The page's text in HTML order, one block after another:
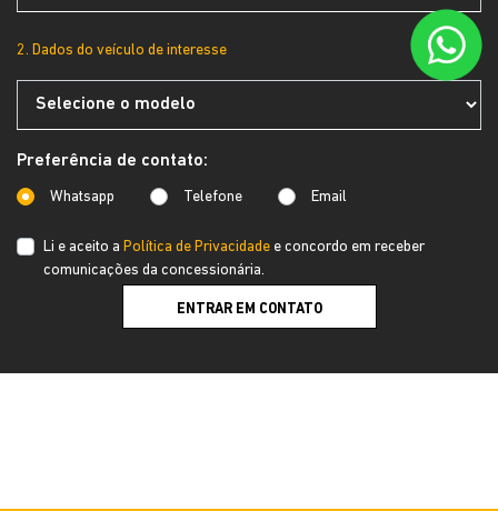
2. Dados do veículo de interesse
Preferência de contato:
Whatsapp Telefone Email
Li e aceito a Política de Privacidade e concordo em receber
comunicações da concessionária.
ENTRAR EM CONTATO